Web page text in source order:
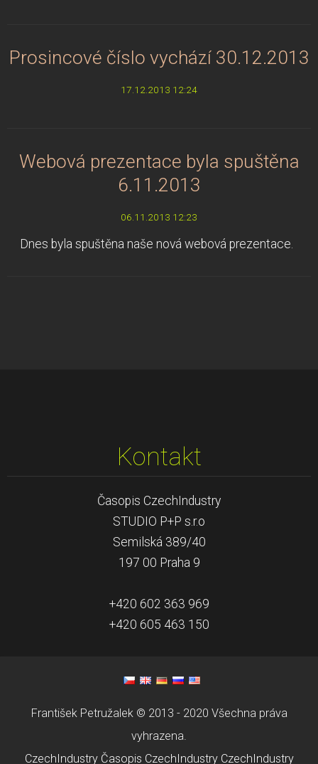
Prosincové číslo vychází 30.12.2013
17.12.2013 12:24
Webová prezentace byla spuštěna
6.11.2013
06.11.2013 12:23
Dnes byla spuštěna naše nová webová prezentace.
Kontakt
Časopis CzechIndustry
STUDIO P+P s.r.o
Semilská 389/40
197 00 Praha 9
+420 602 363 969
+420 605 463 150
František Petružalek © 2013 - 2020 Všechna práva
vyhrazena.
CzechIndustry Časopis CzechIndustry CzechIndustry